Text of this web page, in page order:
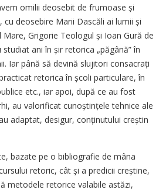
omilii deosebit de frumoase și
deosebire Marii Dascăli ai lumii și
Mare, Grigorie Teologul și Ioan Gură de
ani în șir retorica „păgână” în
Iar până să devină slujitori consacrați
retorica în școli particulare, în
etc., iar apoi, după ce au fost
au valorificat cunoștințele tehnice ale
adaptat, desigur, conținutului creștin
bazate pe o bibliografie de mâna
retoric, cât și a predicii creștine,
metodele retorice valabile astăzi,